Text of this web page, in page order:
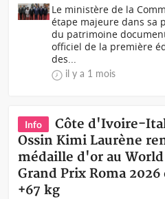
Le ministère de la
étape majeure dans sa
du patrimoine
officiel de la première
des...
il y a 1 mois
Info
Côte d'Ivoire-
Ossin Kimi Laurène
médaille d'or au
Grand Prix Roma
+67 kg